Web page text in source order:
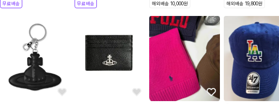
무료배송 무료배송 해외배송 10,000원 해외배송 19,800원